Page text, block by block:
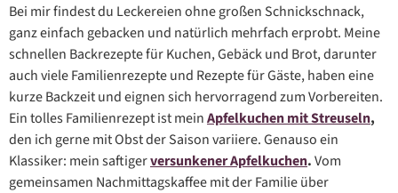
Bei mir findest du Leckereien ohne großen Schnickschnack,
ganz einfach gebacken und natürlich mehrfach erprobt. Meine
schnellen Backrezepte für Kuchen, Gebäck und Brot, darunter
auch viele Familienrezepte und Rezepte für Gäste, haben eine
kurze Backzeit und eignen sich hervorragend zum Vorbereiten.
Ein tolles Familienrezept ist meinApfelkuchen mit Streuseln,
den ich gerne mit Obst der Saison variiere. Genauso ein
Klassiker: mein saftigerversunkener Apfelkuchen.Vom
gemeinsamen Nachmittagskaffee mit der Familie über